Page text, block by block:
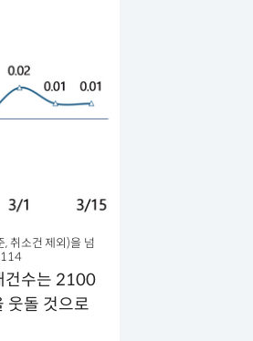
취소건 제외)을 넘
건수는 2100
웃돌 것으로